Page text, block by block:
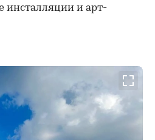
инсталляции и арт-